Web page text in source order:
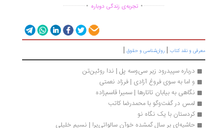
............... تجربه‌ی زندگی دوباره ..............
و نقد کتاب|روان‌شناسی و حقوق|
درباره سپیدرود زیر سی‌وسه پل | ندا روئین‌تن
و اما به سوی فروغ آزادی | فرزاد نعمتی
نگاهی به بیابان تاتارها | سمیرا قاسم‌زاده
لمس در گفت‌وگو با محمدرضا کاتب
کردستان با یک نگاه نو
حاشیه‌ای بر سال گمشده خوآن سالواتی‌یرا | نسیم خلیلی